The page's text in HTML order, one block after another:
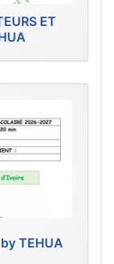
ET
TEHUA